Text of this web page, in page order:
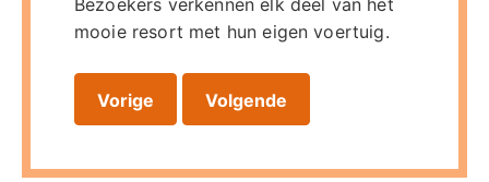
mooie resort met hun eigen voertuig.
Vorige Volgende